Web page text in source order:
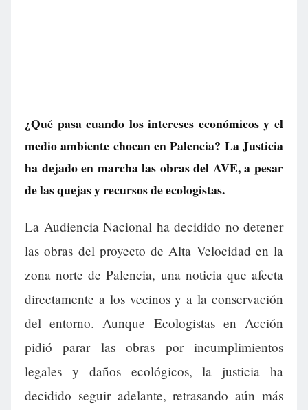
¿Qué pasa cuando los intereses económicos y el
medio ambiente chocan en Palencia? La Justicia
ha dejado en marcha las obras del AVE, a pesar
de las quejas y recursos de ecologistas.
La Audiencia Nacional ha decidido no detener
las obras del proyecto de Alta Velocidad en la
zona norte de Palencia, una noticia que afecta
directamente a los vecinos y a la conservación
del entorno. Aunque Ecologistas en Acción
pidió parar las obras por incumplimientos
legales y daños ecológicos, la justicia ha
decidido seguir adelante, retrasando aún más